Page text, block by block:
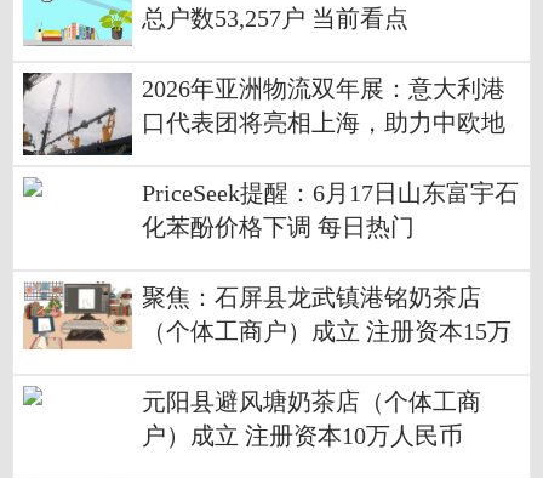
总户数53,257户 当前看点
2026年亚洲物流双年展：意大利港
口代表团将亮相上海，助力中欧地
PriceSeek提醒：6月17日山东富宇石
化苯酚价格下调 每日热门
聚焦：石屏县龙武镇港铭奶茶店
（个体工商户）成立 注册资本15万
元阳县避风塘奶茶店（个体工商
户）成立 注册资本10万人民币